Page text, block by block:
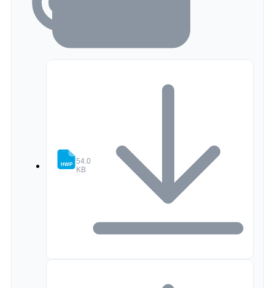
응시원서등 응시원서 각 서류 (1).hwp
54.0
KB